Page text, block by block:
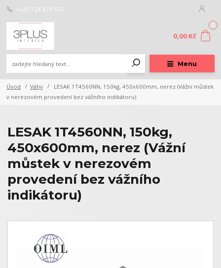
Menu
+420 724 878 662
0
0,00 Kč
Úvod Váhy
LESAK 1T4560NN, 150kg, 450x600mm, nerez (Vážní můstek
v nerezovém provedení bez vážního indikátoru)
LESAK 1T4560NN, 150kg,
450x600mm, nerez (Vážní
můstek v nerezovém
provedení bez vážního
indikátoru)